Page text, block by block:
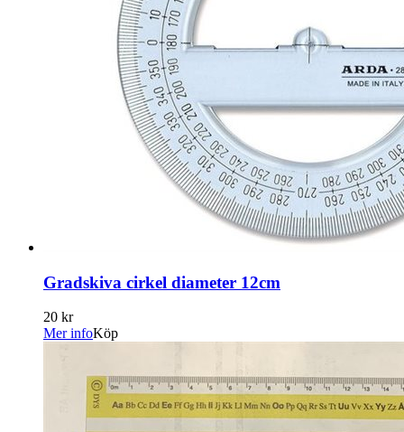
Gradskiva cirkel diameter 12cm
20 kr
Mer infoKöp